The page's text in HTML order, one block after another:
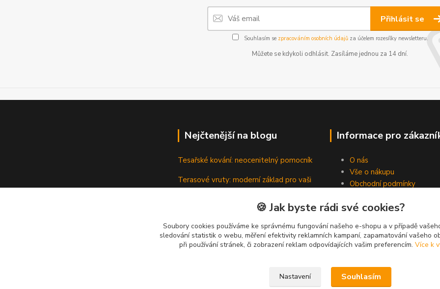
Přihlásit se
Souhlasím se zpracováním osobních údajůza účelem rozesílky newsletteru.
Můžete se kdykoli odhlásit. Zasíláme jednou za 14 dní.
Nejčtenější na blogu
Tesařské kování: neocenitelný pomocník
Terasové vruty: moderní základ pro vaši
Vruty: Nenápadní hrdinové pevných spojů
Informace pro
O nás
Vše o nákupu
Obchodní podmínky
Blog
🍪 Jak byste rádi své cookies?
Soubory cookies používáme ke správnému fungování našeho e-shopu a v případě
sledování statistik o webu, měření efektivity reklamních kampaní, zapamatování vašeho
při používání stránek, či zobrazení reklam odpovídajících vašim preferencím. Více k
Nastavení Souhlasím